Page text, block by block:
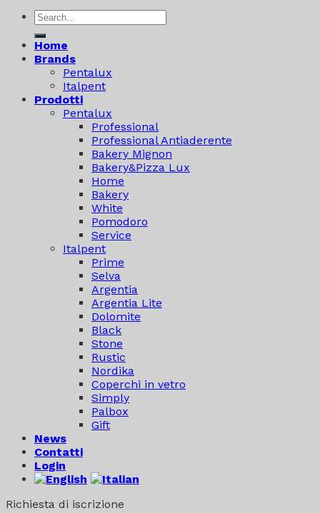
Search
Home
Brands
Pentalux
Italpent
Prodotti
Pentalux
Professional
Professional Antiaderente
Bakery Mignon
Bakery&Pizza Lux
Home
Bakery
White
Pomodoro
Service
Italpent
Prime
Selva
Argentia
Argentia Lite
Dolomite
Black
Stone
Rustic
Nordika
Coperchi in vetro
Simply
Palbox
Gift
News
Contatti
Login
Richiesta di iscrizione